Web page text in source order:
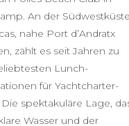
An der Südwestküste
nahe Port d’Andratx
zählt es seit Jahren zu
Lunch-
für Yachtcharter-
Die spektakuläre Lage,
Wasser und der